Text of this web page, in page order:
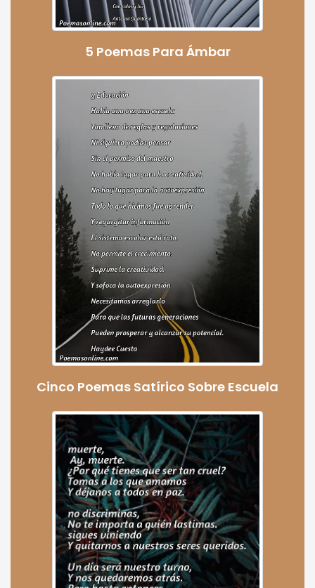
5 Poemas Para Ámbar
Cinco Poemas Satírico Sobre Escuela